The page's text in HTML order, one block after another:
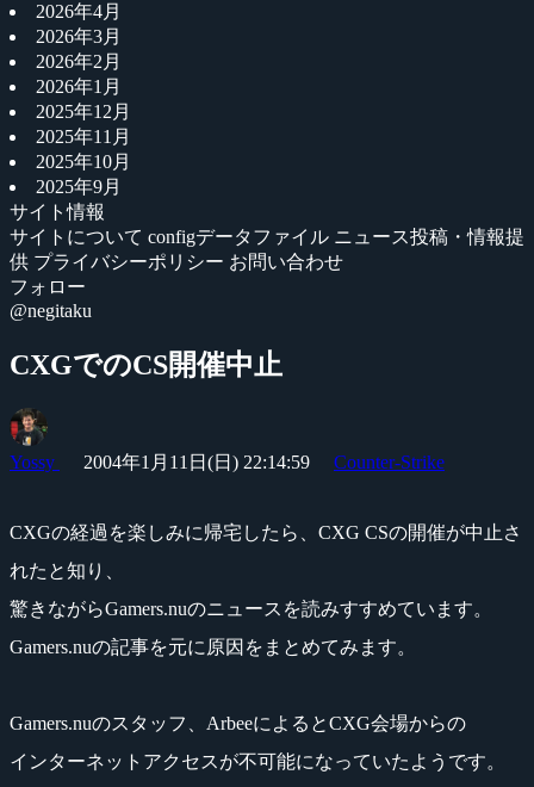
2026年4月
2026年3月
2026年2月
2026年1月
2025年12月
2025年11月
2025年10月
2025年9月
サイト情報
サイトについて configデータファイル ニュース投稿・情報提
供 プライバシーポリシー お問い合わせ
フォロー
@negitaku
CXGでのCS開催中止
Yossy 2004年1月11日(日) 22:14:59 Counter-Strike
CXGの経過を楽しみに帰宅したら、CXG CSの開催が中止さ
れたと知り、
驚きながらGamers.nuのニュースを読みすすめています。
Gamers.nuの記事を元に原因をまとめてみます。
Gamers.nuのスタッフ、ArbeeによるとCXG会場からの
インターネットアクセスが不可能になっていたようです。